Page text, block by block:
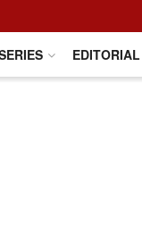
EDITORIAL